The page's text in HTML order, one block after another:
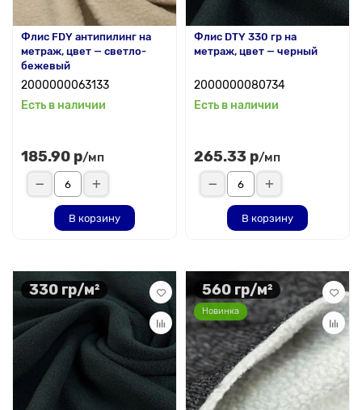
Флис FDY антипилинг на
метраж, цвет — светло-
бежевый
2000000063133
Есть в наличии
185.90 р/мп
В корзину
Флис DTY 330 гр на
метраж, цвет — черный
2000000080734
Есть в наличии
265.33 р/мп
В корзину
330 гр/м² 560 гр/м²
Новинка